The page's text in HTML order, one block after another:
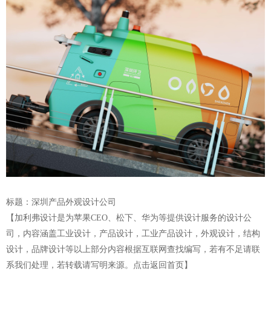
标题： 深圳产品外观设计公司
【加利弗设计是为苹果CEO、松下、华为等提供设计服务的设计公
司， 内容涵盖工业设计，产品设计，工业产品设计，外观设计，结构
设计，品牌设计等以上部分内容根据互联网查找编写，若有不足请联
系我们处理，若转载请写明来源。
点击返回首页】